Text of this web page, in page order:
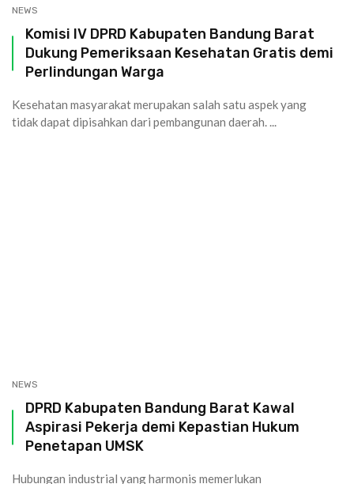
NEWS
Komisi IV DPRD Kabupaten Bandung Barat
Dukung Pemeriksaan Kesehatan Gratis demi
Perlindungan Warga
Kesehatan masyarakat merupakan salah satu aspek yang
tidak dapat dipisahkan dari pembangunan daerah. ...
NEWS
DPRD Kabupaten Bandung Barat Kawal
Aspirasi Pekerja demi Kepastian Hukum
Penetapan UMSK
Hubungan industrial yang harmonis memerlukan